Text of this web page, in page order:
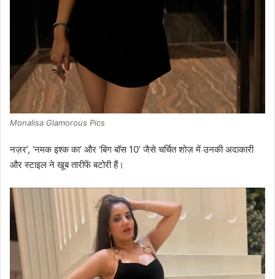
Monalisa Glamorous Pics
नज़र’, ‘नमक इश्क का’ और ‘बिग बॉस 10’ जैसे चर्चित शोज़ में उनकी अदाकारी
और स्टाइल ने खूब तारीफें बटोरी हैं।